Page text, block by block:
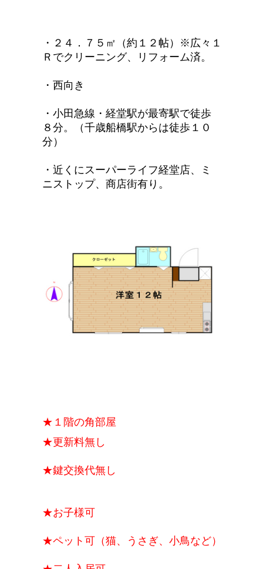
・２４．７５㎡（約１２帖）※広々１
Ｒでクリーニング、リフォーム済。
・西向き
・小田急線・経堂駅が最寄駅で徒歩
８分。（千歳船橋駅からは徒歩１０
分）
・近くにスーパーライフ経堂店、ミ
ニストップ、商店街有り。
★１階の角部屋
★更新料無し
★鍵交換代無し
★お子様可
★ペット可（猫、うさぎ、小鳥など）